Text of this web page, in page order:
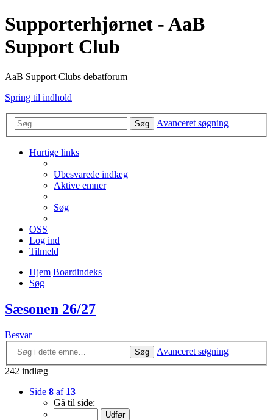
Supporterhjørnet - AaB
Support Club
AaB Support Clubs debatforum
Spring til indhold
Søg Avanceret søgning
Hurtige links
Ubesvarede indlæg
Aktive emner
Søg
OSS
Log ind
Tilmeld
Hjem Boardindeks
Søg
Sæsonen 26/27
Besvar
Søg
Avanceret søgning
242 indlæg
Side 8 af 13
Gå til side: